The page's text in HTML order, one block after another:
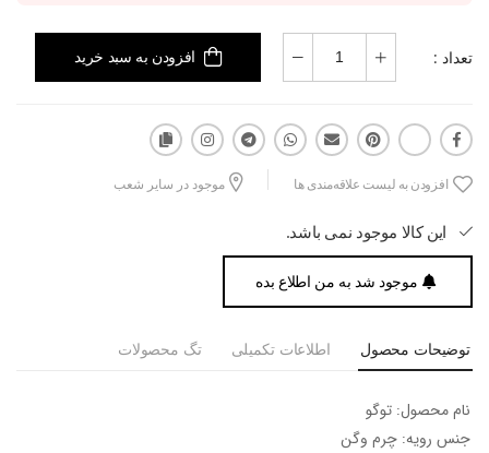
تعداد : افزودن به سبد خرید
افزودن به لیست علاقه‌مندی ها موجود در سایر شعب
این کالا موجود نمی باشد.
موجود شد به من اطلاع بده
توضیحات محصول اطلاعات تکمیلی تگ محصولات
نام محصول: توگو
جنس رویه: چرم وگن